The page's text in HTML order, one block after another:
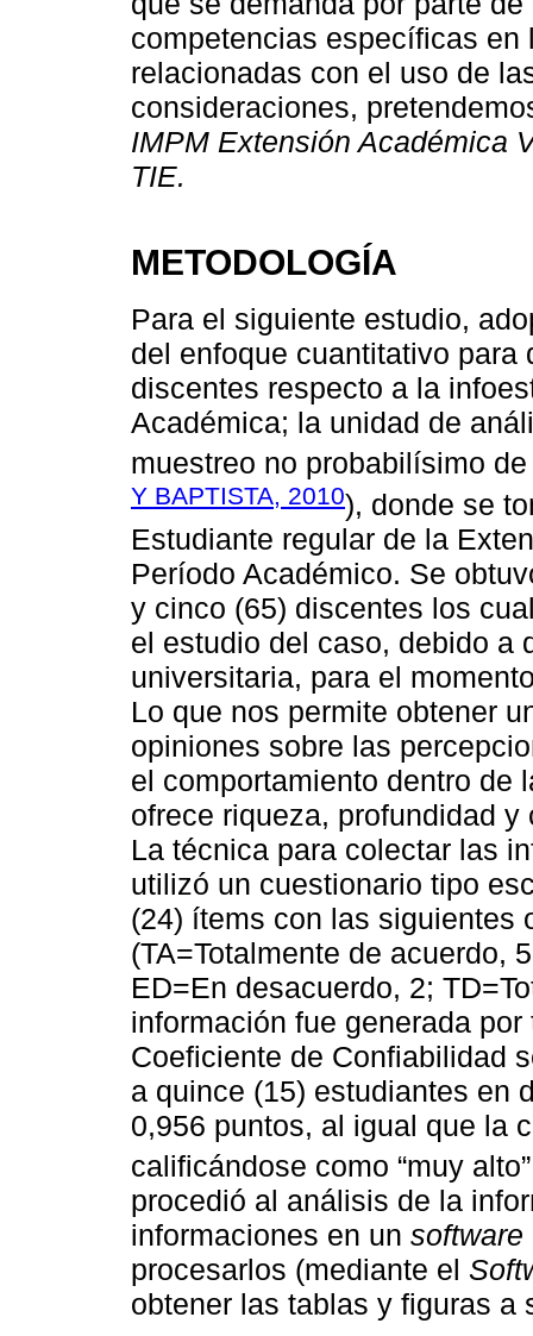
competencias específicas
relacionadas con el uso de
consideraciones,
IMPM Extensión Académica
TIE.
METODOLOGÍA
Para el siguiente estudio,
del enfoque cuantitativo
discentes respecto a la
Académica; la unidad de
muestreo no probabilísimo
Y BAPTISTA, 2010), donde se
Estudiante regular de la
Período Académico. Se
y cinco (65) discentes los
el estudio del caso, debido a
universitaria, para el
Lo que nos permite obtener
opiniones sobre las
el comportamiento dentro de
ofrece riqueza, profundidad
La técnica para colectar las
utilizó un cuestionario tipo
(24) ítems con las siguientes
(TA=Totalmente de acuerdo,
ED=En desacuerdo, 2;
información fue generada
Coeficiente de Confiabilidad
a quince (15) estudiantes en
0,956 puntos, al igual que la
calificándose como “muy
procedió al análisis de la
informaciones en un software
procesarlos (mediante el
obtener las tablas y figuras a